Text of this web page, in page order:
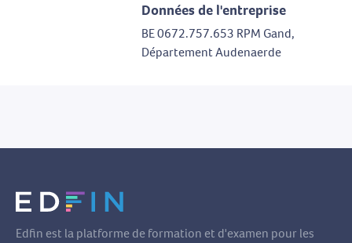
Données de l'entreprise
BE 0672.757.653 RPM Gand,
Département Audenaerde
Edfin est la platforme de formation et d'examen pour les